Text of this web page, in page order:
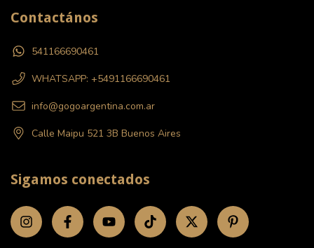
Contactános
541166690461
WHATSAPP: +5491166690461
info@gogoargentina.com.ar
Calle Maipu 521 3B Buenos Aires
Sigamos conectados